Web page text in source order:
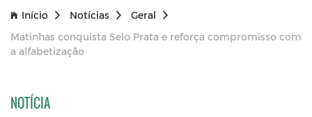
Início Notícias
Geral
Matinhas conquista Selo Prata e reforça compromisso com
a alfabetização
NOTÍCIA